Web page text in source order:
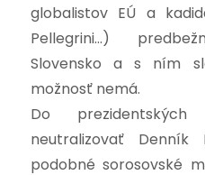
globalistov EÚ a
Pellegrini…)
Slovensko a s ním
možnosť nemá.
Do
neutralizovať Denník
podobné sorosovské